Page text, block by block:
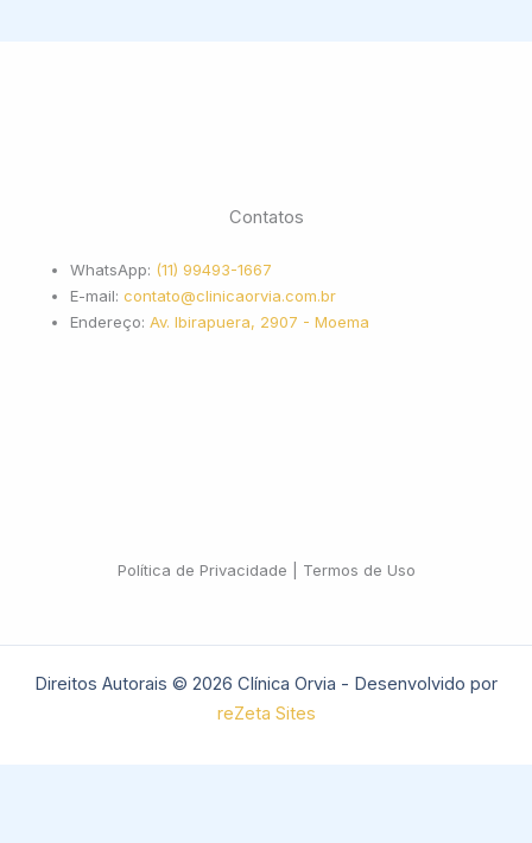
Contatos
WhatsApp: (11) 99493-1667
E-mail: contato@clinicaorvia.com.br
Endereço: Av. Ibirapuera, 2907 - Moema
Política de Privacidade | Termos de Uso
Direitos Autorais © 2026 Clínica Orvia - Desenvolvido por
reZeta Sites